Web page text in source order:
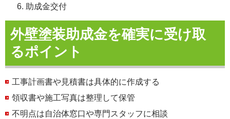
助成金交付
外壁塗装助成金を確実に受け取
るポイント
工事計画書や見積書は具体的に作成する
領収書や施工写真は整理して保管
不明点は自治体窓口や専門スタッフに相談